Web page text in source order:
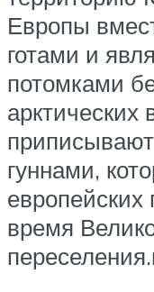
Европы
готами и
потомками
арктических
гуннами,
европейских
время